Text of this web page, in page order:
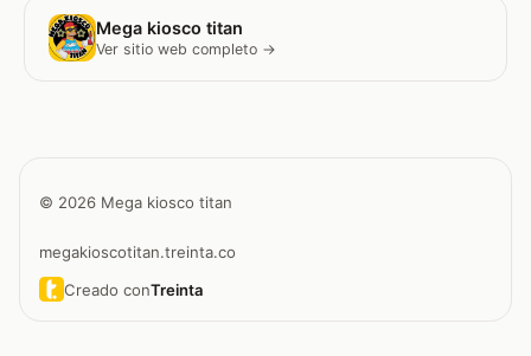
Mega kiosco titan
Ver sitio web completo →
© 2026 Mega kiosco titan
megakioscotitan.treinta.co
Creado conTreinta